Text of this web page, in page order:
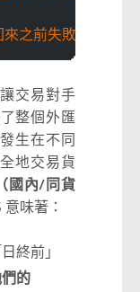
之前失敗了。
交易對手
整個外匯
生在不同
地交易貨
國內/同貨
意味著：
終前」
的